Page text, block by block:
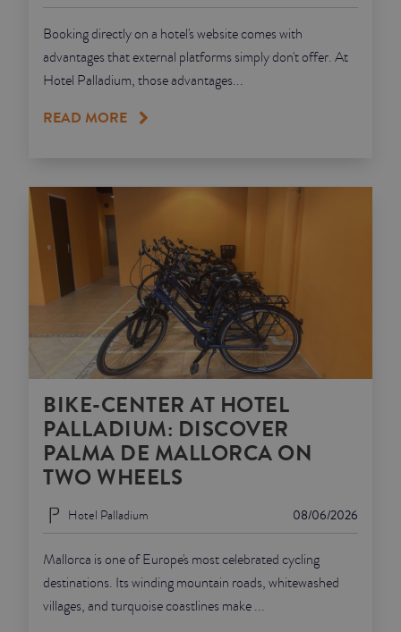
Booking directly on a hotel's website comes with
advantages that external platforms simply don't offer. At
Hotel Palladium, those advantages...
READ MORE
BIKE-CENTER AT HOTEL
PALLADIUM: DISCOVER
PALMA DE MALLORCA ON
TWO WHEELS
08/06/2026
Hotel Palladium
Mallorca is one of Europe's most celebrated cycling
destinations. Its winding mountain roads, whitewashed
villages, and turquoise coastlines make ...